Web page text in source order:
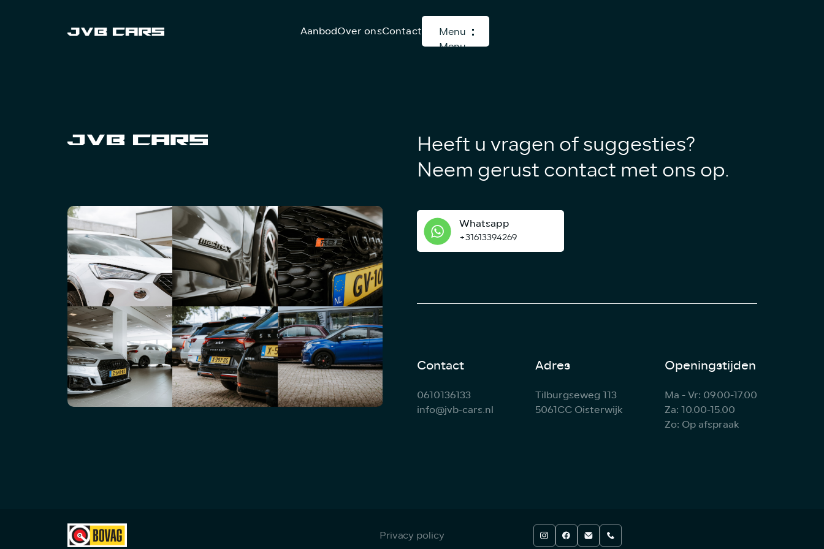
AanbodOver onsContact
Menu
Menu
Diensten
Verkocht
Heeft u vragen of suggesties?
Neem gerust contact met ons op.
Whatsapp
+31613394269
Contact
0610136133
info@jvb-cars.nl
Adres
Tilburgseweg 113
5061CC Oisterwijk
Openingstijden
Ma - Vr: 09.00-17.00
Za: 10.00-15.00
Zo: Op afspraak
Privacy policy